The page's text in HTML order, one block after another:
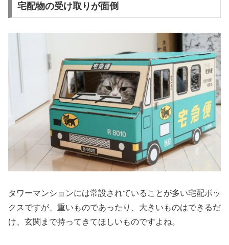
宅配物の受け取りが面倒
タワーマンションには常設されていることが多い宅配ボッ
クスですが、重いものであったり、大きいものはできるだ
け、玄関まで持ってきてほしいものですよね。